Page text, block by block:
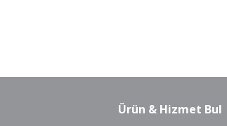
Ürün & Hizmet Bul